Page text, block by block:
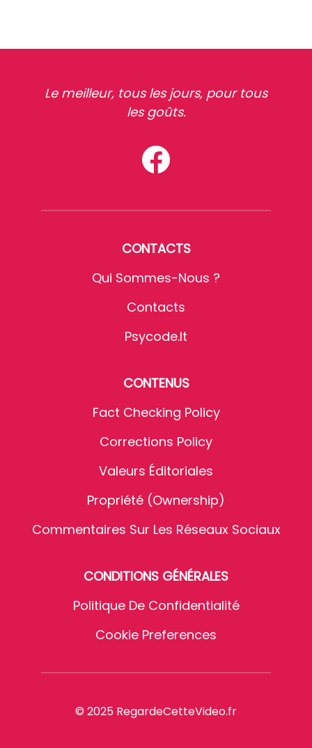
Le meilleur, tous les jours, pour tous
les goûts.
CONTACTS
Qui Sommes-Nous ?
Contacts
Psycode.it
CONTENUS
Fact Checking Policy
Corrections Policy
Valeurs Éditoriales
Propriété (Ownership)
Commentaires Sur Les Réseaux Sociaux
CONDITIONS GÉNÉRALES
Politique De Confidentialité
Cookie Preferences
© 2025 RegardeCetteVideo.fr